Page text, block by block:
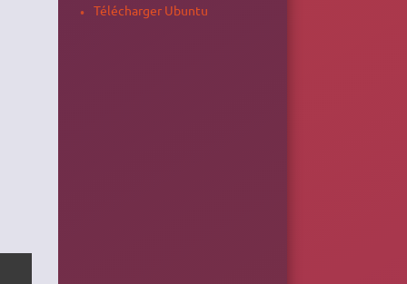
Télécharger Ubuntu